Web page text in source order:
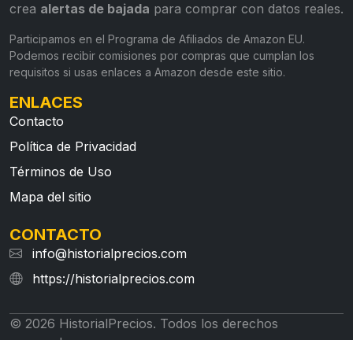
crea alertas de bajada para comprar con datos reales.
Participamos en el Programa de Afiliados de Amazon EU.
Podemos recibir comisiones por compras que cumplan los
requisitos si usas enlaces a Amazon desde este sitio.
ENLACES
Contacto
Política de Privacidad
Términos de Uso
Mapa del sitio
CONTACTO
info@historialprecios.com
https://historialprecios.com
© 2026 HistorialPrecios. Todos los derechos